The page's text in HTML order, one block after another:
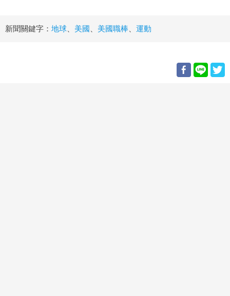
新聞關鍵字： 地球 美國 美國職棒 運動